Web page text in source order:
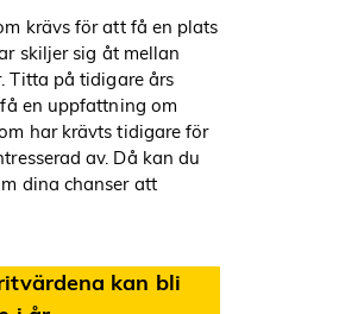
krävs för att få en plats
skiljer sig åt mellan
Titta på tidigare års
en uppfattning om
har krävts tidigare för
av. Då kan du
dina chanser att
kan bli